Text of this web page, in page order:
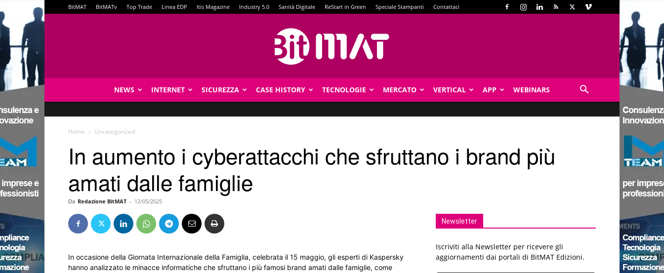
BitMAT BitMATv Top Trade Linea EDP Itis Magazine Industry 5.0 Sanità Digitale ReStart in Green Speciale Stampanti Contattaci
NEWS INTERNET SICUREZZA CASE HISTORY TECNOLOGIE MERCATO VERTICAL APP WEBINARS
Home Uncategorized
In aumento i cyberattacchi che sfruttano i brand più
amati dalle famiglie
Da Redazione BitMAT - 12/05/2025
In occasione della Giornata Internazionale della Famiglia, celebrata il 15 maggio, gli esperti di Kaspersky
hanno analizzato le minacce informatiche che sfruttano i più famosi brand amati dalle famiglie, come
Newsletter
Iscriviti alla Newsletter per ricevere gli
aggiornamenti dai portali di BitMAT Edizioni.